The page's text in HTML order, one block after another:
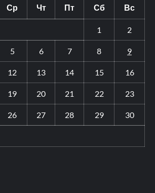
Ср Чт Пт Сб Вс
1 2
5 6 7 8 9
12 13 14 15 16
19 20 21 22 23
26 27 28 29 30